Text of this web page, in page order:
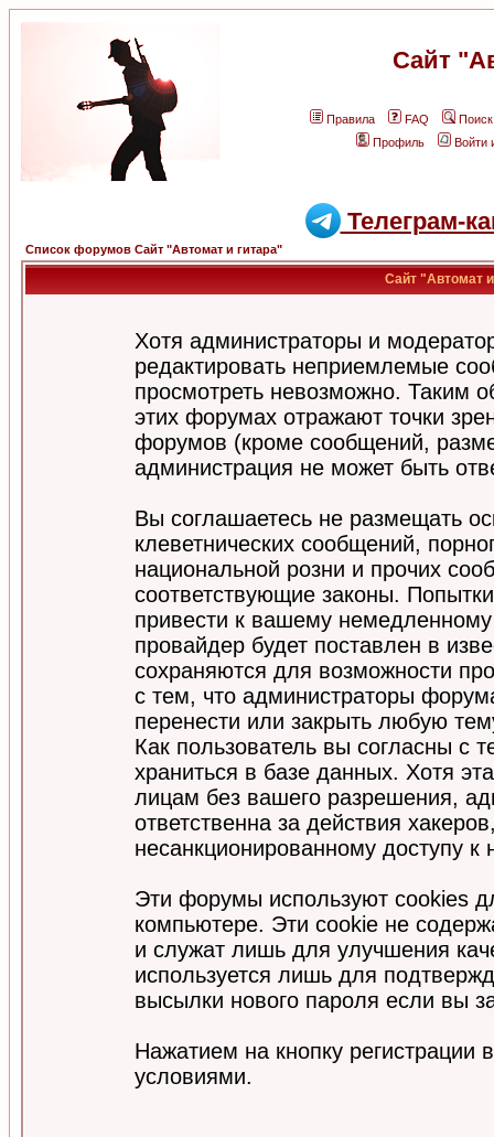
Сайт
Правила FAQ
Поиск
Профиль
Войти
Телеграм-
Список форумов Сайт "Автомат и гитара"
Сайт "Автомат и
Хотя администраторы и
редактировать неприемлемые
просмотреть невозможно. Таким
этих форумах отражают точки
форумов (кроме сообщений,
администрация не может быть
Вы соглашаетесь не размещать
клеветнических сообщений,
национальной розни и прочих
соответствующие законы.
привести к вашему
провайдер будет поставлен в
сохраняются для возможности
с тем, что администраторы
перенести или закрыть любую
Как пользователь вы согласны с
храниться в базе данных. Хотя
лицам без вашего разрешения,
ответственна за действия
несанкционированному доступу к
Эти форумы используют cookies
компьютере. Эти cookie не
и служат лишь для улучшения
используется лишь для
высылки нового пароля если вы
Нажатием на кнопку регистрации
условиями.